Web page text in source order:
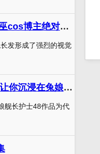
绝美原图重磅来袭！阿包也是兔娘私人订制女巫cos博主绝对不容错过
发形成了强烈的视觉
一组代表阿包也是兔娘舰长护士48图的图片，让你沉浸在兔娘的世界里。
舰长护士48作品为代